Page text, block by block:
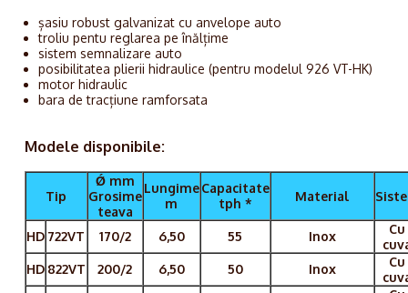
șasiu robust galvanizat cu anvelope auto
troliu pentu reglarea pe înălțime
sistem semnalizare auto
posibilitatea plierii hidraulice (pentru modelul 926 VT-HK)
motor hidraulic
bara de tracțiune ramforsata
Modele disponibile:
Tip
Ǿ mm
Grosime
teava
Lungime
m
Capacitate
tph *
Material
HD 722VT 170/2 6,50 55 Inox
Cu
HD 822VT 200/2 6,50 50 Inox
Cu